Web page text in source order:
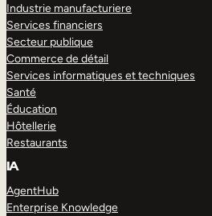
Industrie manufacturiere
Services financiers
Secteur publique
Commerce de détail
Services informatiques et techniques
Santé
Éducation
Hôtellerie
Restaurants
IA
AgentHub
Enterprise Knowledge